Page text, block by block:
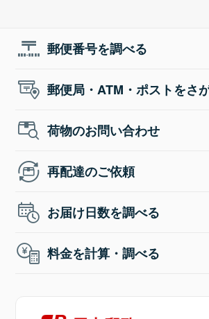
郵便番号を調べる
郵便局・ATM・ポストをさ
荷物のお問い合わせ
再配達のご依頼
お届け日数を調べる
料金を計算・調べる